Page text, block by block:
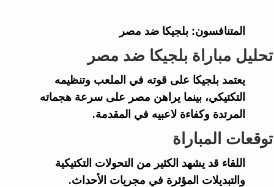
المتنافسون: بلجيكا ضد مصر
تحليل مباراة بلجيكا ضد مصر
يعتمد بلجيكا على قوته في الملعب وتنظيمه
التكتيكي، بينما يراهن مصر على سرعة هجماته
المرتدة وكفاءة لاعبيه في المقدمة.
توقعات المباراة
اللقاء قد يشهد الكثير من التحولات التكتيكية
والتبديلات المؤثرة في مجريات الأحداث.